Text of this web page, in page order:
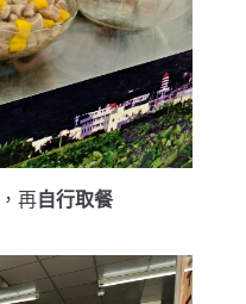
，再自行取餐